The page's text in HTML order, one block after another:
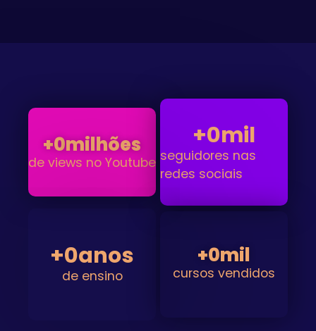
de views no Youtube
+0milhões
seguidores nas
redes sociais
+0mil
de ensino
+0anos
cursos vendidos
+0mil